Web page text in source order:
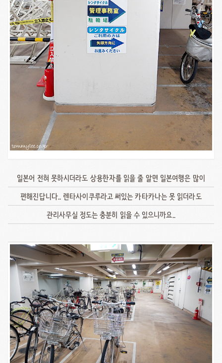
일본어 전혀 못하시더라도 상용한자를 읽을 줄 알면 일본여행은 많이
편해진답니다.. 렌타사이쿠루라고 써있는 카타카나는 못 읽더라도
관리사무실 정도는 충분히 읽을 수 있으니까요..